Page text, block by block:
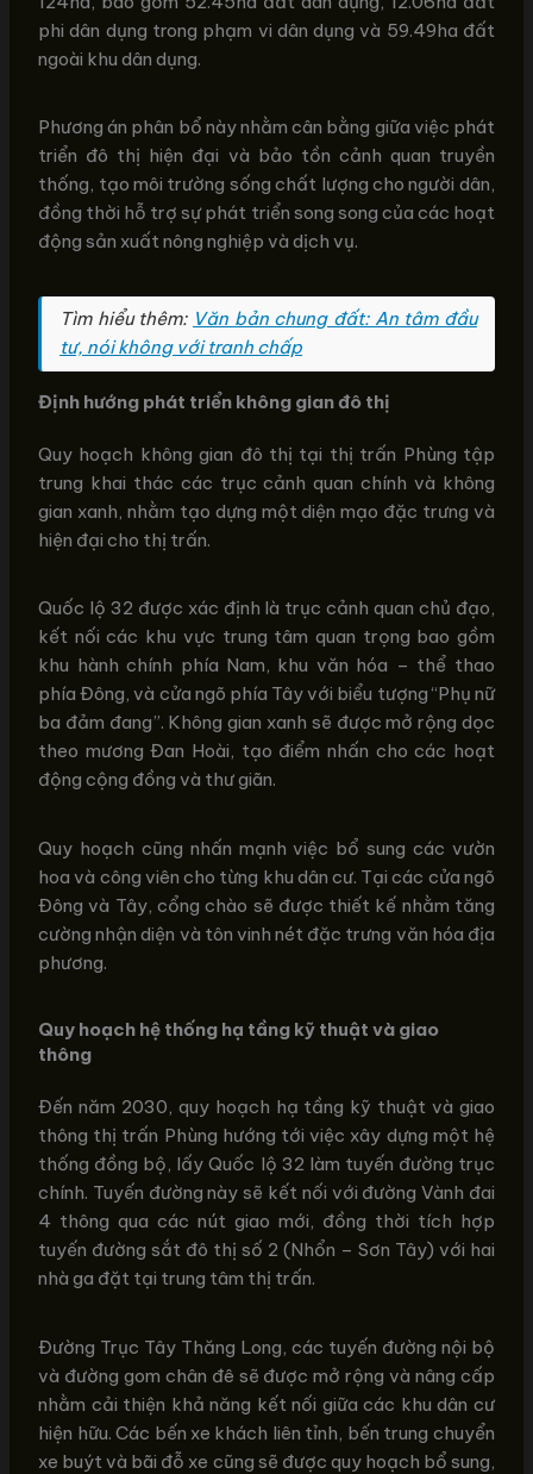
phi dân dụng trong phạm vi dân dụng và 59.49ha đất
ngoài khu dân dụng.
Phương án phân bổ này nhằm cân bằng giữa việc phát
triển đô thị hiện đại và bảo tồn cảnh quan truyền
thống, tạo môi trường sống chất lượng cho người dân,
đồng thời hỗ trợ sự phát triển song song của các hoạt
động sản xuất nông nghiệp và dịch vụ.
Tìm hiểu thêm: Văn bản chung đất: An tâm đầu
tư, nói không với tranh chấp
Định hướng phát triển không gian đô thị
Quy hoạch không gian đô thị tại thị trấn Phùng tập
trung khai thác các trục cảnh quan chính và không
gian xanh, nhằm tạo dựng một diện mạo đặc trưng và
hiện đại cho thị trấn.
Quốc lộ 32 được xác định là trục cảnh quan chủ đạo,
kết nối các khu vực trung tâm quan trọng bao gồm
khu hành chính phía Nam, khu văn hóa – thể thao
phía Đông, và cửa ngõ phía Tây với biểu tượng “Phụ nữ
ba đảm đang”. Không gian xanh sẽ được mở rộng dọc
theo mương Đan Hoài, tạo điểm nhấn cho các hoạt
động cộng đồng và thư giãn.
Quy hoạch cũng nhấn mạnh việc bổ sung các vườn
hoa và công viên cho từng khu dân cư. Tại các cửa ngõ
Đông và Tây, cổng chào sẽ được thiết kế nhằm tăng
cường nhận diện và tôn vinh nét đặc trưng văn hóa địa
phương.
Quy hoạch hệ thống hạ tầng kỹ thuật và giao
thông
Đến năm 2030, quy hoạch hạ tầng kỹ thuật và giao
thông thị trấn Phùng hướng tới việc xây dựng một hệ
thống đồng bộ, lấy Quốc lộ 32 làm tuyến đường trục
chính. Tuyến đường này sẽ kết nối với đường Vành đai
4 thông qua các nút giao mới, đồng thời tích hợp
tuyến đường sắt đô thị số 2 (Nhổn – Sơn Tây) với hai
nhà ga đặt tại trung tâm thị trấn.
Đường Trục Tây Thăng Long, các tuyến đường nội bộ
và đường gom chân đê sẽ được mở rộng và nâng cấp
nhằm cải thiện khả năng kết nối giữa các khu dân cư
hiện hữu. Các bến xe khách liên tỉnh, bến trung chuyển
xe buýt và bãi đỗ xe cũng sẽ được quy hoạch bổ sung,